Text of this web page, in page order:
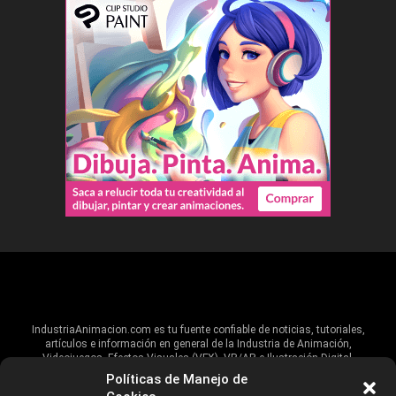
Políticas de Manejo de
IndustriaAnimacion.com es tu fuente confiable de noticias, tutoriales,
artículos e información en general de la Industria de Animación,
Videojuegos, Efectos Visuales (VFX), VR/AR e Ilustración Digital.
Hablamos de estas industrias y su alcance global, pero damos un énfasis